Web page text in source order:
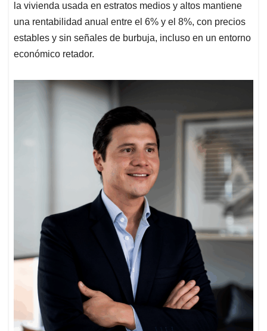
la vivienda usada en estratos medios y altos mantiene
una rentabilidad anual entre el 6% y el 8%, con precios
estables y sin señales de burbuja, incluso en un entorno
económico retador.